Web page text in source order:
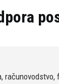
računovodstvo,